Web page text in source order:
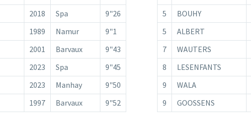
2018 Spa
9"26
1989 Namur
9"1
2001 Barvaux
9"43
2023 Spa
9"45
2023 Manhay
9"50
1997 Barvaux 9"52
5
BOUHY
5
ALBERT
7
WAUTERS
8
LESENFANTS
9
WALA
9
GOOSSENS